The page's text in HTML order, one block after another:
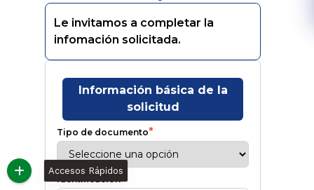
Accesos Rápidos